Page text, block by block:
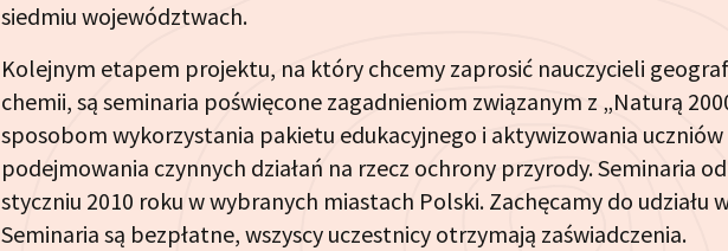
siedmiu województwach.
Kolejnym etapem projektu, na który chcemy zaprosić nauczycieli
chemii, są seminaria poświęcone zagadnieniom związanym z „Naturą
sposobom wykorzystania pakietu edukacyjnego i aktywizowania uczniów
podejmowania czynnych działań na rzecz ochrony przyrody. Seminaria
styczniu 2010 roku w wybranych miastach Polski. Zachęcamy do udziału
Seminaria są bezpłatne, wszyscy uczestnicy otrzymają zaświadczenia.